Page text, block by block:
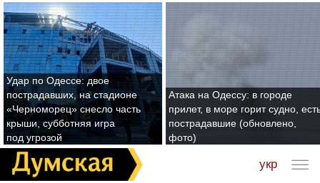
Удар по Одессе: двое
пострадавших, на стадионе
«Черноморец» снесло часть
крыши, субботняя игра
под угрозой
Атака на Одессу: в городе
прилет, в море горит судно,
пострадавшие (обновлено,
фото)
укр